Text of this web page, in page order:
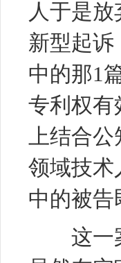
人于是
新型起诉
中的那1
专利权有
上结合公
领域技术
中的被告
这一案